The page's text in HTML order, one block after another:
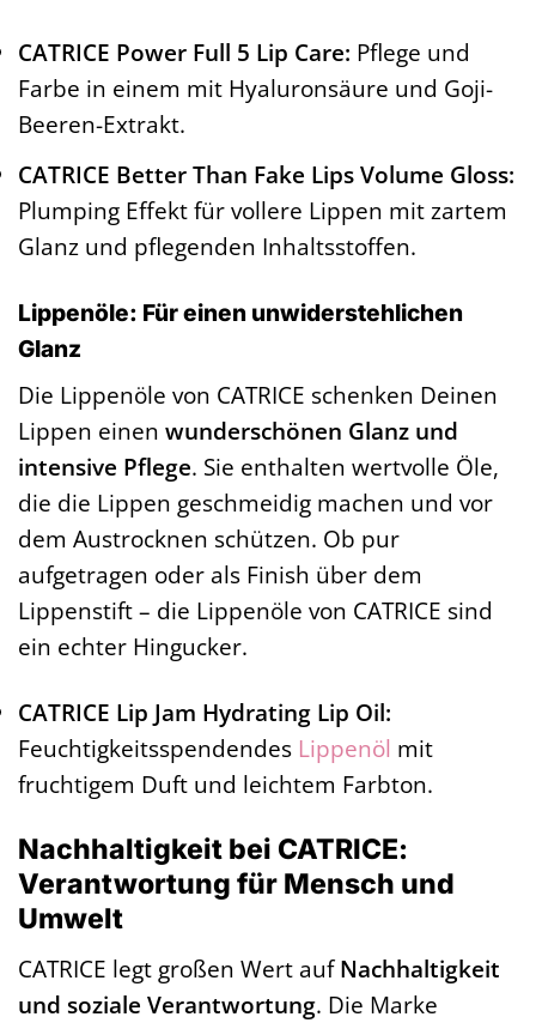
CATRICE Power Full 5 Lip Care: Pflege und
Farbe in einem mit Hyaluronsäure und Goji-
Beeren-Extrakt.
CATRICE Better Than Fake Lips Volume Gloss:
Plumping Effekt für vollere Lippen mit zartem
Glanz und pflegenden Inhaltsstoffen.
Lippenöle: Für einen unwiderstehlichen
Glanz
Die Lippenöle von CATRICE schenken Deinen
Lippen einen wunderschönen Glanz und
intensive Pflege. Sie enthalten wertvolle Öle,
die die Lippen geschmeidig machen und vor
dem Austrocknen schützen. Ob pur
aufgetragen oder als Finish über dem
Lippenstift – die Lippenöle von CATRICE sind
ein echter Hingucker.
CATRICE Lip Jam Hydrating Lip Oil:
Feuchtigkeitsspendendes Lippenöl mit
fruchtigem Duft und leichtem Farbton.
Nachhaltigkeit bei CATRICE:
Verantwortung für Mensch und
Umwelt
CATRICE legt großen Wert aufNachhaltigkeit
und soziale Verantwortung. Die Marke